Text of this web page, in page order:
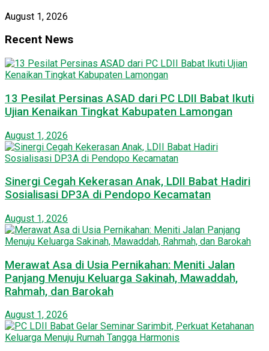
August 1, 2026
Recent News
13 Pesilat Persinas ASAD dari PC LDII Babat Ikuti
Ujian Kenaikan Tingkat Kabupaten Lamongan
August 1, 2026
Sinergi Cegah Kekerasan Anak, LDII Babat Hadiri
Sosialisasi DP3A di Pendopo Kecamatan
August 1, 2026
Merawat Asa di Usia Pernikahan: Meniti Jalan
Panjang Menuju Keluarga Sakinah, Mawaddah,
Rahmah, dan Barokah
August 1, 2026